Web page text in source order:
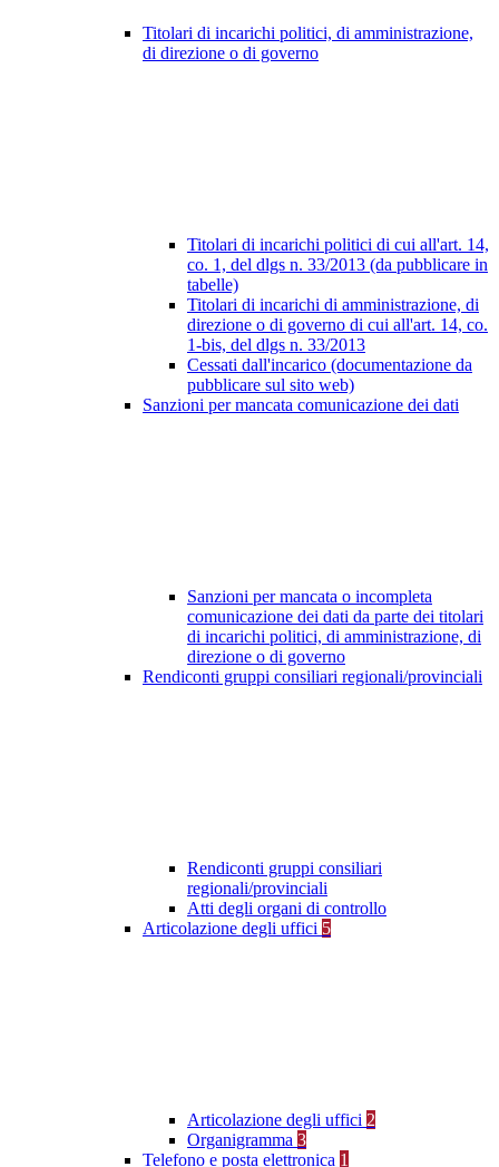
Titolari di incarichi politici, di amministrazione,
di direzione o di governo
Titolari di incarichi politici di cui all'art. 14,
co. 1, del dlgs n. 33/2013 (da pubblicare in
tabelle)
Titolari di incarichi di amministrazione, di
direzione o di governo di cui all'art. 14, co.
1-bis, del dlgs n. 33/2013
Cessati dall'incarico (documentazione da
pubblicare sul sito web)
Sanzioni per mancata comunicazione dei dati
Sanzioni per mancata o incompleta
comunicazione dei dati da parte dei titolari
di incarichi politici, di amministrazione, di
direzione o di governo
Rendiconti gruppi consiliari regionali/provinciali
Rendiconti gruppi consiliari
regionali/provinciali
Atti degli organi di controllo
Articolazione degli uffici 5
Articolazione degli uffici 2
Organigramma 3
Telefono e posta elettronica 1